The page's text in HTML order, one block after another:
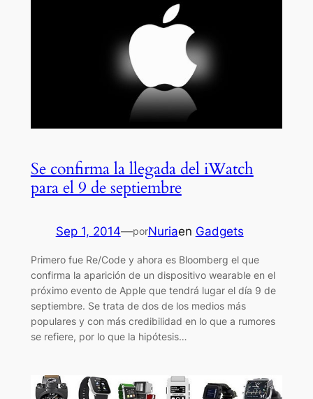
Se confirma la llegada del iWatch
para el 9 de septiembre
Sep 1, 2014—porNuriaen Gadgets
Primero fue Re/Code y ahora es Bloomberg el que
confirma la aparición de un dispositivo wearable en el
próximo evento de Apple que tendrá lugar el día 9 de
septiembre. Se trata de dos de los medios más
populares y con más credibilidad en lo que a rumores
se refiere, por lo que la hipótesis…